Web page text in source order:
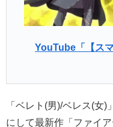
YouTube「【ス
「ベレト(男)/ベレス(女)
にして最新作「ファイ